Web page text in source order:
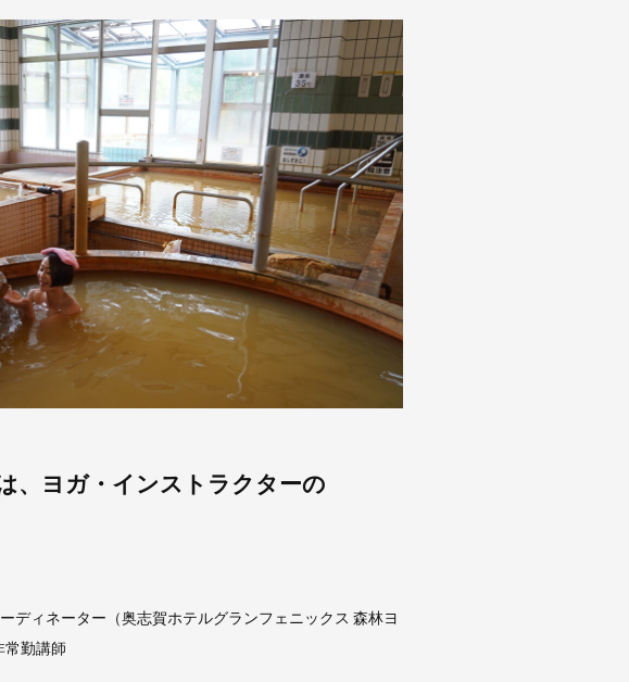
、ヨガ・インストラクターの
ディネーター（奥志賀ホテルグランフェニックス 森林ヨ
常勤講師